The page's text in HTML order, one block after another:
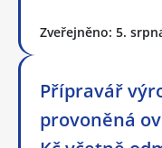
Zveřejněno: 5.
Přípravář
provoněná